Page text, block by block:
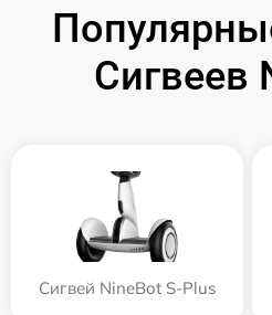
Сигвеев
Сигвей NineBot S-Plus